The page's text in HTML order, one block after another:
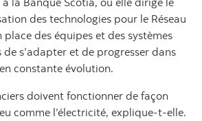
des technologies pour le Réseau
des équipes et des systèmes
s’adapter et de progresser dans
constante évolution.
doivent fonctionner de façon
comme l’électricité, explique-t-elle.